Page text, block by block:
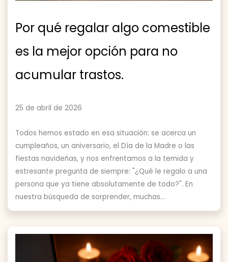
Por qué regalar algo comestible
es la mejor opción para no
acumular trastos.
25 de abril de 2026
Todos hemos estado en esa situación: se acerca un
cumpleaños, un aniversario, el Día de la Madre o las
fiestas navideñas, y nos enfrentamos a la temida y
estresante pregunta de siempre: "¿Qué le regalo a una
persona que ya tiene absolutamente de todo?". En
nuestra búsqueda de sorprender, muchas...